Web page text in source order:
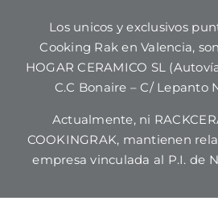
Los unicos y exclusivos
Cooking Rak en Valencia,
HOGAR CERAMICO SL
C.C Bonaire – C/ Lepanto
Actualmente, ni
COOKINGRAK, mantienen
empresa vinculada al P.I. de